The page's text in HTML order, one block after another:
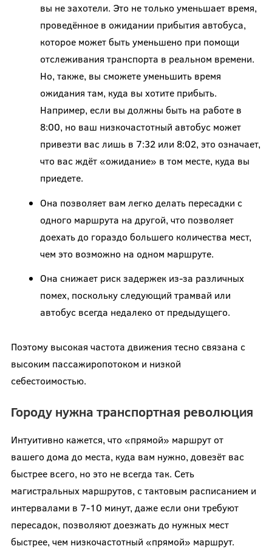
вы не захотели. Это не только уменьшает время,
проведённое в ожидании прибытия автобуса,
которое может быть уменьшено при помощи
отслеживания транспорта в реальном времени.
Но, также, вы сможете уменьшить время
ожидания там, куда вы хотите прибыть.
Например, если вы должны быть на работе в
8:00, но ваш низкочастотный автобус может
привезти вас лишь в 7:32 или 8:02, это означает,
что вас ждёт «ожидание» в том месте, куда вы
приедете.
Она позволяет вам легко делать пересадки с
одного маршрута на другой, что позволяет
доехать до гораздо большего количества мест,
чем это возможно на одном маршруте.
Она снижает риск задержек из-за различных
помех, поскольку следующий трамвай или
автобус всегда недалеко от предыдущего.
Поэтому высокая частота движения тесно связана с
высоким пассажиропотоком и низкой
себестоимостью.
Городу нужна транспортная революция
Интуитивно кажется, что «прямой» маршрут от
вашего дома до места, куда вам нужно, довезёт вас
быстрее всего, но это не всегда так. Сеть
магистральных маршрутов, с тактовым расписанием и
интервалами в 7-10 минут, даже если они требуют
пересадок, позволяют доезжать до нужных мест
быстрее, чем низкочастотный «прямой» маршрут.